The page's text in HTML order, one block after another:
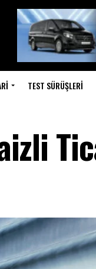
TEST SÜRÜŞLERI